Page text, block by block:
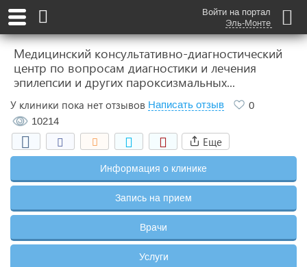
Войти на портал
Эль-Монте
Медицинский консультативно-диагностический
центр по вопросам диагностики и лечения
эпилепсии и других пароксизмальных...
У клиники пока нет отзывов Написать отзыв
0
10214
Еще
Информация о клинике
Запись на прием
Врачи
Услуги